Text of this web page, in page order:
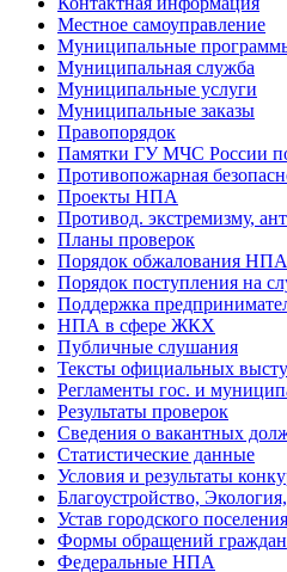
Местное самоуправление
Муниципальные
Муниципальная служба
Муниципальные услуги
Муниципальные заказы
Правопорядок
Памятки ГУ МЧС России
Противопожарная
Проекты НПА
Противод. экстремизму,
Планы проверок
Порядок обжалования НПА
Порядок поступления на
Поддержка
НПА в сфере ЖКХ
Публичные слушания
Тексты официальных
Регламенты гос. и
Результаты проверок
Сведения о вакантных
Статистические данные
Условия и результаты
Благоустройство,
Устав городского поселения
Формы обращений граждан
Федеральные НПА